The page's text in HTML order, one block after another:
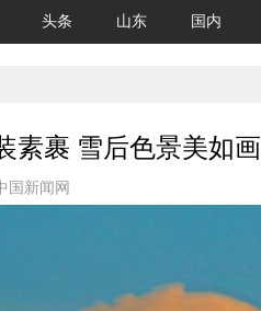
头条 山东 国内
素裹 雪后色景美如
国新闻网